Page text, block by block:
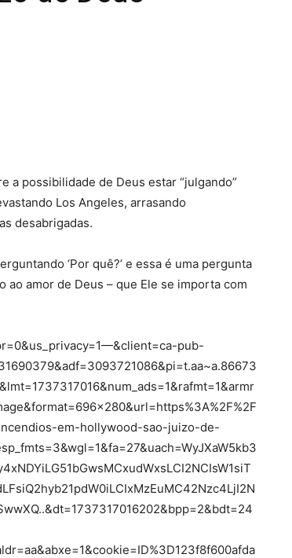
a possibilidade de Deus estar “julgando”
Los Angeles, arrasando
desabrigadas.
‘Por quê?’ e essa é uma pergunta
amor de Deus – que Ele se importa com
pub-
em-hollywood-sao-juizo-de-